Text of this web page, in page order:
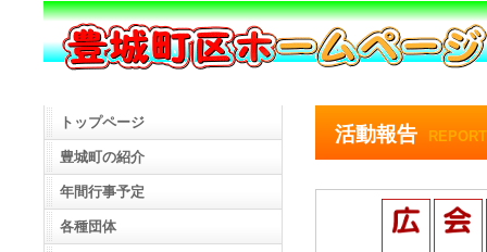
活動報告 REPORT
トップページ
豊城町の紹介
年間行事予定
各種団体